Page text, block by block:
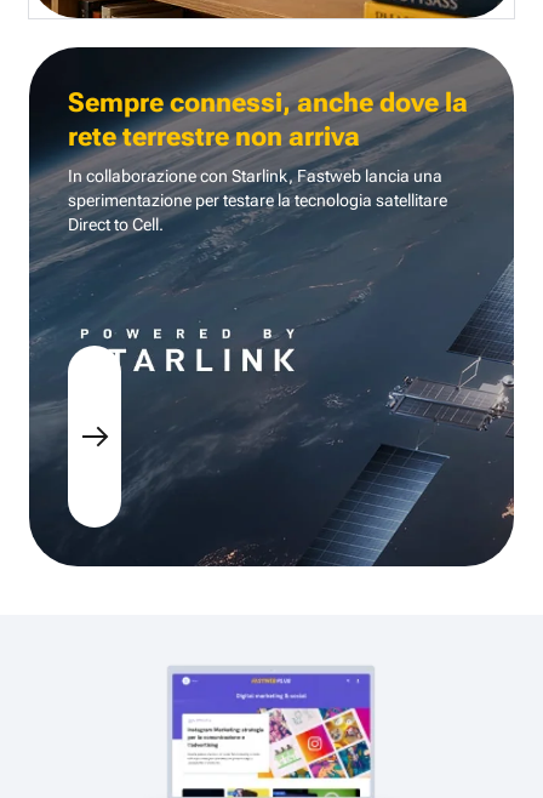
Sempre connessi, anche dove la
rete terrestre non arriva
In collaborazione con Starlink, Fastweb lancia una
sperimentazione per testare la tecnologia satellitare
Direct to Cell.